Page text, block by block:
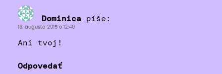
Dominica píše:
18. augusta 2015 o 12:40
Ani tvoj!
Odpovedať